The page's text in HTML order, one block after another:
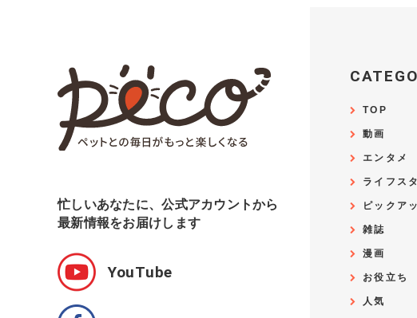
忙しいあなたに、公式アカウントから
最新情報をお届けします
YouTube
TOP
動画
エンタメ
ライフス
ピックア
雑誌
漫画
お役立ち
人気